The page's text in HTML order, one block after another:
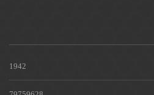
1942